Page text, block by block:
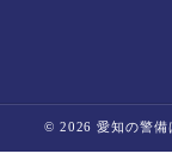
© 2026 愛知の警備